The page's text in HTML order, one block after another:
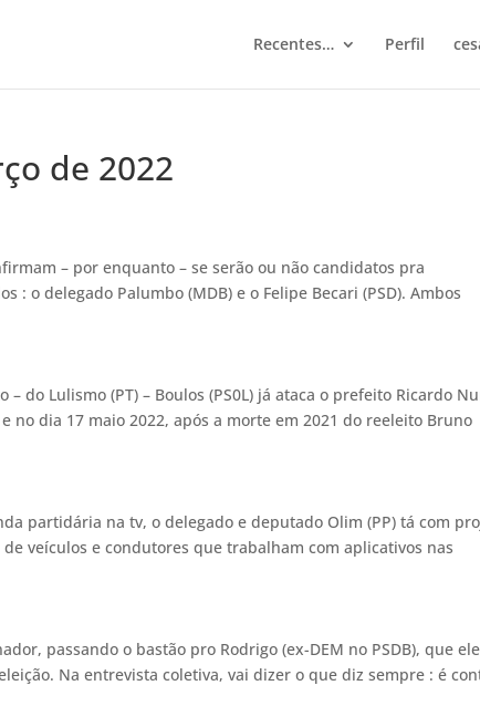
Recentes… Perfil
de 2022
– por enquanto – se serão ou não candidatos pra
: o delegado Palumbo (MDB) e o Felipe Becari (PSD). Ambos
do Lulismo (PT) – Boulos (PS0L) já ataca o prefeito Ricardo
no dia 17 maio 2022, após a morte em 2021 do reeleito Bruno
partidária na tv, o delegado e deputado Olim (PP) tá com
veículos e condutores que trabalham com aplicativos nas
passando o bastão pro Rodrigo (ex-DEM no PSDB), que ele
Na entrevista coletiva, vai dizer o que diz sempre : é